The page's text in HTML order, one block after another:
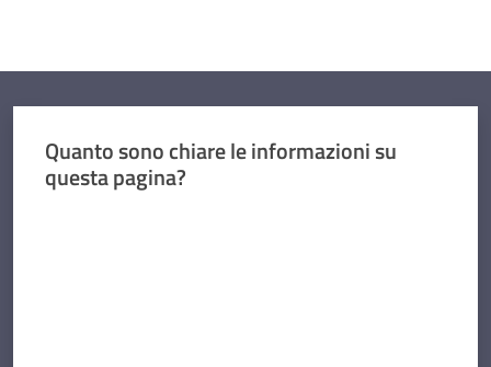
Quanto sono chiare le informazioni su
questa pagina?